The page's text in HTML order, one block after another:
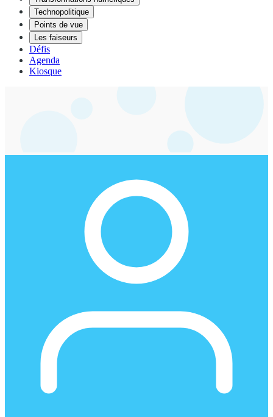
Technopolitique
Points de vue
Les faiseurs
Défis
Agenda
Kiosque